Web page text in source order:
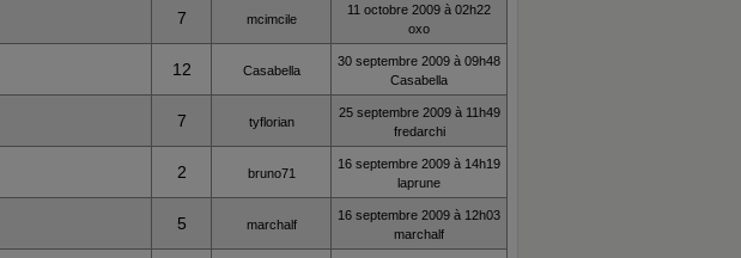
7 mcimcile
11 octobre 2009 à 02h22
oxo
12 Casabella
30 septembre 2009 à 09h48
Casabella
7 tyflorian
25 septembre 2009 à 11h49
fredarchi
2 bruno71
16 septembre 2009 à 14h19
laprune
5 marchalf
16 septembre 2009 à 12h03
marchalf